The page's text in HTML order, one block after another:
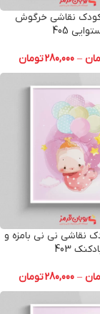
کودک نقاشی خرگوش
405
–
280,000تومان
نقاشی نی نی بامزه و
403
–
280,000تومان